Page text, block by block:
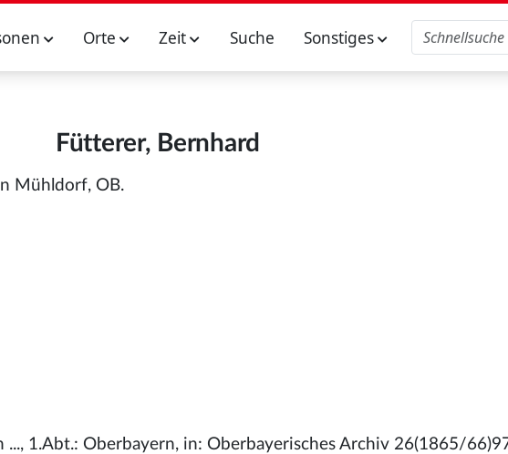
Orte Zeit Suche Sonstiges
Fütterer, Bernhard
Mühldorf, OB.
..., 1.Abt.: Oberbayern, in: Oberbayerisches Archiv 26(1865/